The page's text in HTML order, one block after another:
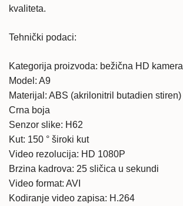
kvaliteta.
Tehnički podaci:
Kategorija proizvoda: bežična HD kamera
Model: A9
Materijal: ABS (akrilonitril butadien stiren)
Crna boja
Senzor slike: H62
Kut: 150 ° široki kut
Video rezolucija: HD 1080P
Brzina kadrova: 25 sličica u sekundi
Video format: AVI
Kodiranje video zapisa: H.264